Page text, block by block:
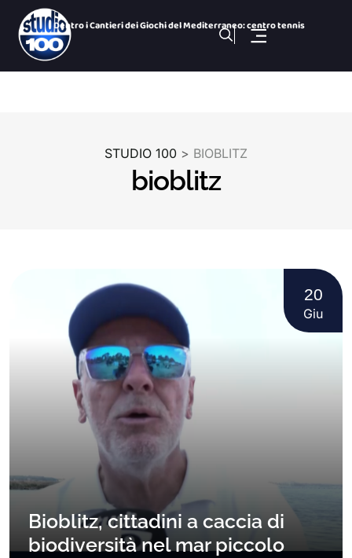
Dentro i Cantieri dei Giochi del Mediterraneo: centro tennis
Cominciano le operazioni di spegnimento dell’area a ca
Arsenale, ripristinato il guasto ma Uil Fp chiede un confron
100 NOTIZIE, TG H 14:00 DEL 5 Agosto 2026. ex Ilva incontro
100 NOTIZIE, TG H 19:30 DEL 4 Agosto 2026. ex Ilva incontro
STUDIO 100 > BIOBLITZ
bioblitz
20
Giu
Bioblitz, cittadini a caccia di
biodiversità nel mar piccolo